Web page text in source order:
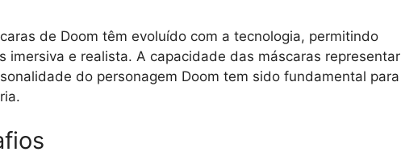
de Doom têm evoluído com a tecnologia, permitindo
imersiva e realista. A capacidade das máscaras representar
do personagem Doom tem sido fundamental para